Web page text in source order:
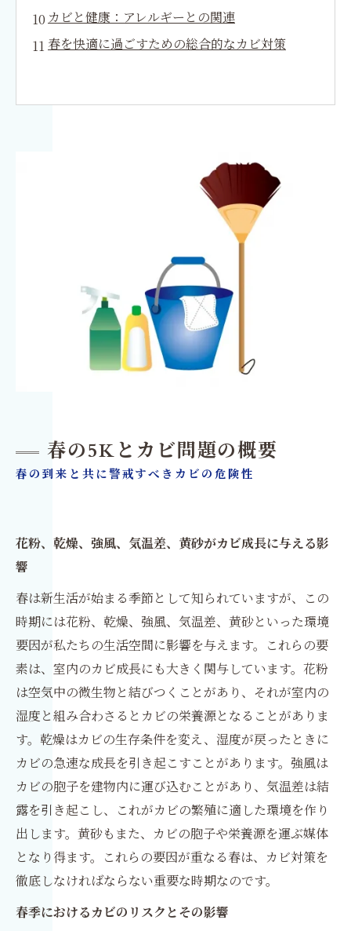
カビと健康：アレルギーとの関連
春を快適に過ごすための総合的なカビ対策
春の5Kとカビ問題の概要
春の到来と共に警戒すべきカビの危険性
花粉、乾燥、強風、気温差、黄砂がカビ成長に与える影
響
春は新生活が始まる季節として知られていますが、この
時期には花粉、乾燥、強風、気温差、黄砂といった環境
要因が私たちの生活空間に影響を与えます。これらの要
素は、室内のカビ成長にも大きく関与しています。花粉
は空気中の微生物と結びつくことがあり、それが室内の
湿度と組み合わさるとカビの栄養源となることがありま
す。乾燥はカビの生存条件を変え、湿度が戻ったときに
カビの急速な成長を引き起こすことがあります。強風は
カビの胞子を建物内に運び込むことがあり、気温差は結
露を引き起こし、これがカビの繁殖に適した環境を作り
出します。黄砂もまた、カビの胞子や栄養源を運ぶ媒体
となり得ます。これらの要因が重なる春は、カビ対策を
徹底しなければならない重要な時期なのです。
春季におけるカビのリスクとその影響